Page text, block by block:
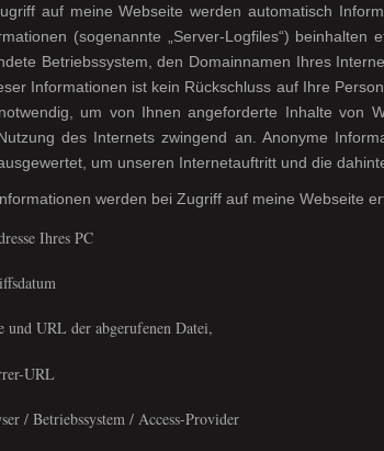
auf meine Webseite werden automatisch
(sogenannte „Server-Logfiles“) beinhalten
Betriebssystem, den Domainnamen Ihres
Informationen ist kein Rückschluss auf Ihre
um von Ihnen angeforderte Inhalte von
des Internets zwingend an. Anonyme
um unseren Internetauftritt und die
werden bei Zugriff auf meine Webseite
Ihres PC
und URL der abgerufenen Datei,
URL
/ Betriebssystem / Access-Provider